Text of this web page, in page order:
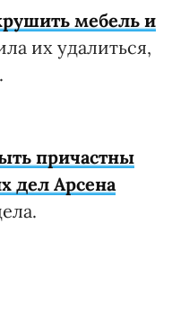
мебель и
их удалиться,
причастны
дел Арсена